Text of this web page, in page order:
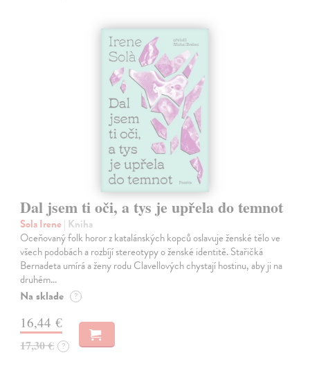
Dal jsem ti oči, a tys je upřela do temnot
Sola Irene | Kniha
Oceňovaný folk horor z katalánských kopců oslavuje ženské tělo ve
všech podobách a rozbíjí stereotypy o ženské identitě. Stařičká
Bernadeta umírá a ženy rodu Clavellových chystají hostinu, aby ji na
druhém…
Na sklade ?
16,44 €
17,30 € ?